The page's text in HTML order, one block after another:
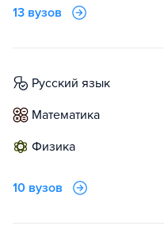
13 вузов
русский язык
математика
физика
10 вузов